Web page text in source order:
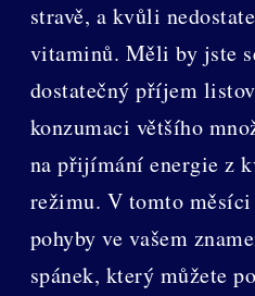
stravě, a kvůli
vitaminů. Měli by jste
dostatečný příjem
konzumaci většího
na přijímání energie z
režimu. V tomto
pohyby ve vašem
spánek, který můžete